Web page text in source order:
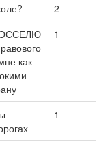
2
как
1
1